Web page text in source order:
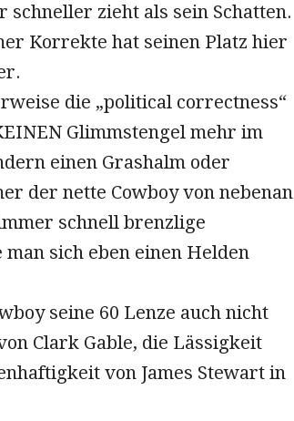
schneller zieht als sein Schatten.
Korrekte hat seinen Platz hier
die „political correctness“
Glimmstengel mehr im
einen Grashalm oder
der nette Cowboy von nebenan
schnell brenzlige
sich eben einen Helden
seine 60 Lenze auch nicht
Clark Gable, die Lässigkeit
von James Stewart in